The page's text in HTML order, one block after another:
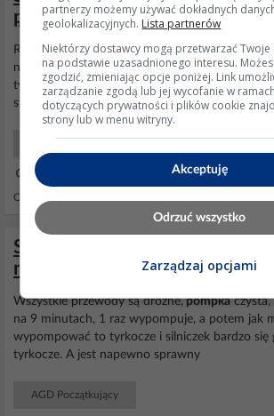
przy suszeniu, co robić?
Racja,moja wina. Po dłuższej obserwacji
nowym elektrozaworze nawet podczas
tym karbowanym wężykiem a pompka
ją
sterujący jest uszkodzony czy o ci chodzi?
04 Mar 2024 15:19
Odpowiedzi: 31 Wyświetleń: 1011
Samsung p1053 -
nie wypompowuje wody
Wszystkie przewody są drożne,pompkaczysta,
na 9 minutach, 1 raz wypompuje, a potem jak
wypompować to tyrkocze i silniczek bardzo się
tyrkocze. A jest napewno sprawny
AGD Początkujący
partnerzy możemy używać dokładnych
geolokalizacyjnych. Lista partnerów
Niektórzy dostawcy mogą przetwarzać
na podstawie uzasadnionego interesu.
zgodzić, zmieniając opcje poniżej. Link
zarządzanie zgodą lub jej wycofanie w
dotyczących prywatności i plików cookie
strony lub w menu witryny.
Akceptuję
Odrzuć wszystko
Zarządzaj opcjami